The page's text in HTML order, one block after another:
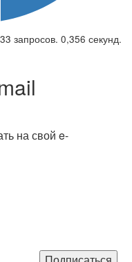
запросов. 0,356 секунд.
на свой e-